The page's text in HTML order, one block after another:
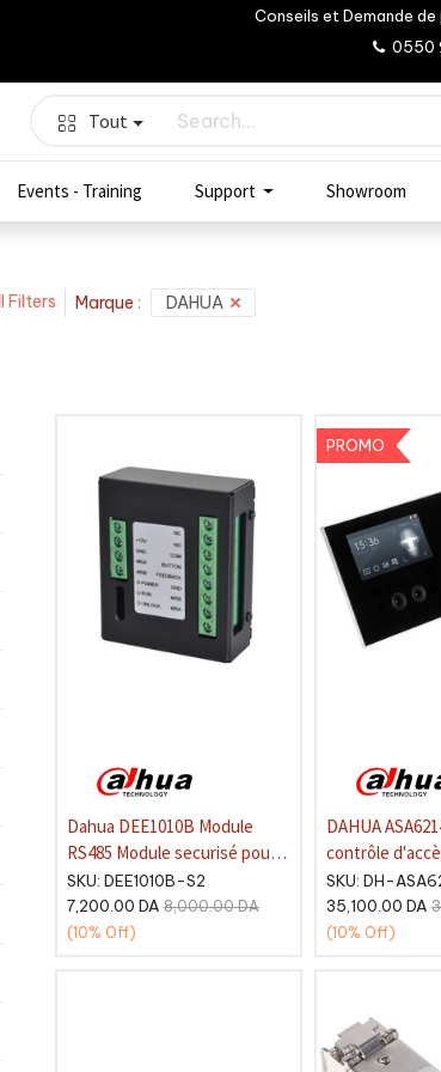
Conseils et Demande de
0550
Tout
Events - Training Support Showroom
Filters Marque : DAHUA
Dahua DEE1010B Module
RS485 Module securisé pour
portier video - RS485 - Relay
NO/NC
SKU: DEE1010B-S2
7,200.00 DA 8,000.00DA
(10% Off)
PROMO
DAHUA
contrôle d'accès et Presence
tout-en-un .
Empreinte
4.3"
SKU: DH-
35,100.00 DA
(10% Off)